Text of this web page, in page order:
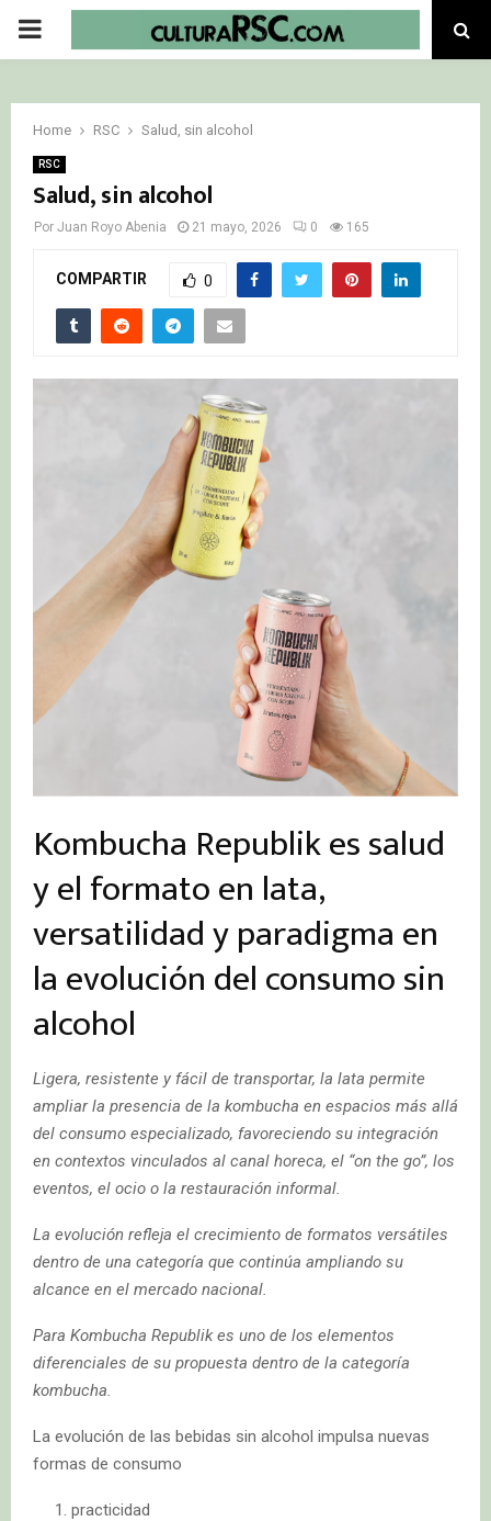
PRIMARY
Home RSC Salud, sin alcohol
RSC
Salud, sin alcohol
Por Juan Royo Abenia 21 mayo, 2026 0 165
COMPARTIR 0
Kombucha Republik es salud
y el formato en lata,
versatilidad y paradigma en
la evolución del consumo sin
alcohol
Ligera, resistente y fácil de transportar, la lata permite
ampliar la presencia de la kombucha en espacios más allá
del consumo especializado, favoreciendo su integración
en contextos vinculados al canal horeca, el “on the go”, los
eventos, el ocio o la restauración informal.
La evolución refleja el crecimiento de formatos versátiles
dentro de una categoría que continúa ampliando su
alcance en el mercado nacional.
Para Kombucha Republik es uno de los elementos
diferenciales de su propuesta dentro de la categoría
kombucha.
La evolución de las bebidas sin alcohol impulsa nuevas
formas de consumo
practicidad